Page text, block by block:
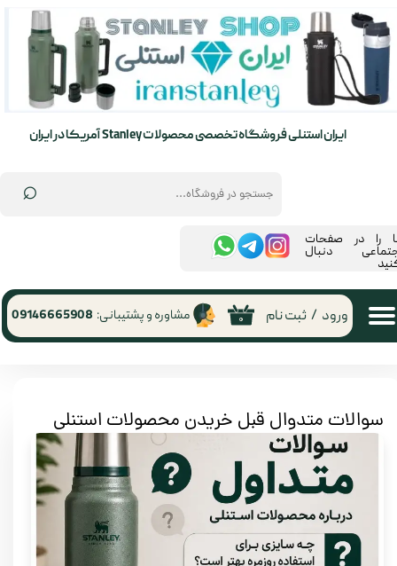
⌕
ایران استنلی فروشگاه تخصصی محصولات Stanley آمریکا در ایران
۰ ورود / ثبت نام
حساب کاربری من
تغییر گذر واژه
مشاوره و پشتیبانی: 09146665908
را در صفحات
دنبال
سوالات متدوال قبل خریدن محصولات استنلی